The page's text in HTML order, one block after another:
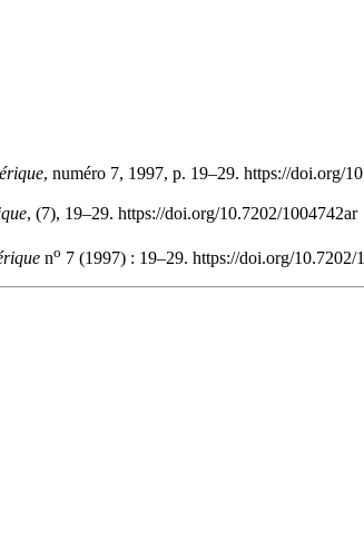
, numéro 7, 1997, p. 19–29. https://doi.org/
, (7), 19–29. https://doi.org/10.7202/1004742ar
no 7 (1997) : 19–29. https://doi.org/10.7202/